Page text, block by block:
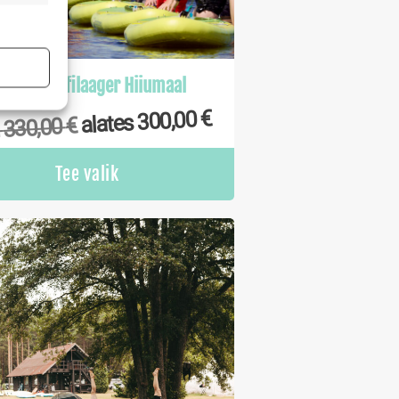
active
surfilaager Hiiumaal
330,00€alates300,00€
Tee valik